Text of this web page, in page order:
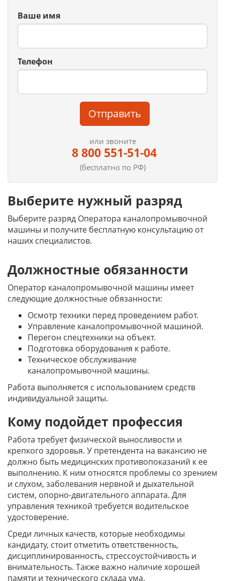
Ваше имя
Телефон
Отправить
или звоните
8 800 551-51-04
(бесплатно по РФ)
Выберите нужный разряд
Выберите разряд Оператора каналопромывочной
машины и получите бесплатную консультацию от
наших специалистов.
Должностные обязанности
Оператор каналопромывочной машины имеет
следующие должностные обязанности:
Осмотр техники перед проведением работ.
Управление каналопромывочной машиной.
Перегон спецтехники на объект.
Подготовка оборудования к работе.
Техническое обслуживание
каналопромывочной машины.
Работа выполняется с использованием средств
индивидуальной защиты.
Кому подойдет профессия
Работа требует физической выносливости и
крепкого здоровья. У претендента на вакансию не
должно быть медицинских противопоказаний к ее
выполнению. К ним относятся проблемы со зрением
и слухом, заболевания нервной и дыхательной
систем, опорно-двигательного аппарата. Для
управления техникой требуется водительское
удостоверение.
Среди личных качеств, которые необходимы
кандидату, стоит отметить ответственность,
дисциплинированность, стрессоустойчивость и
внимательность. Также важно наличие хорошей
памяти и технического склада ума.